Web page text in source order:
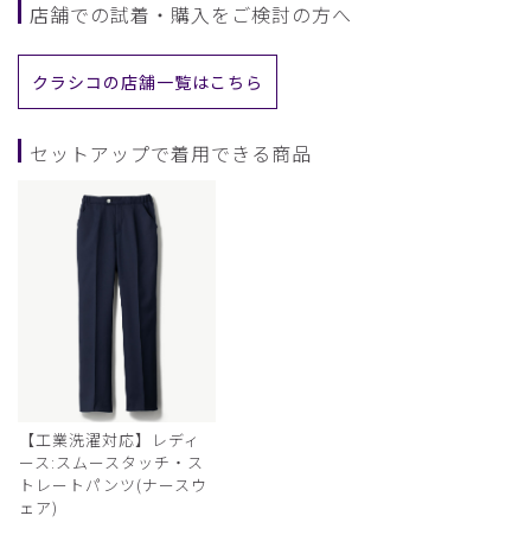
店舗での試着・購入をご検討の方へ
クラシコの店舗一覧はこちら
セットアップで着用できる商品
【工業洗濯対応】レディ
ース:スムースタッチ・ス
トレートパンツ(ナースウ
ェア)